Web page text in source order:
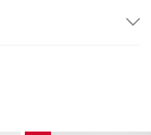
over $300.00